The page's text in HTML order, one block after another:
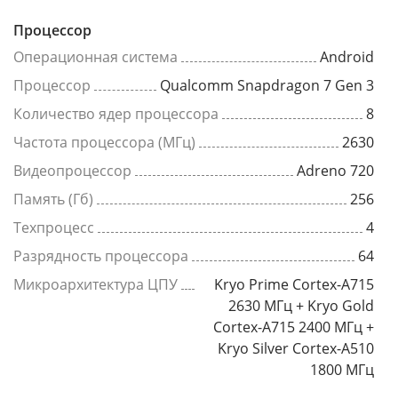
Процессор
Операционная система
Android
Процессор
Qualcomm Snapdragon 7 Gen 3
Количество ядер процессора
8
Частота процессора (МГц)
2630
Видеопроцессор
Adreno 720
Память (Гб)
256
Техпроцесс
4
Разрядность процессора
64
Микроархитектура ЦПУ
Kryo Prime Cortex-A715
2630 МГц + Kryo Gold
Cortex-A715 2400 МГц +
Kryo Silver Cortex-A510
1800 МГц